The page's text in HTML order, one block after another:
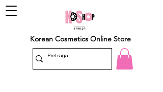
Korean Cosmetics Online Store